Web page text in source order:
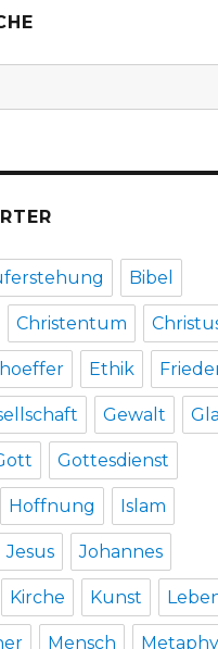
Bibel
Christentum
Ethik
Gewalt
Gottesdienst
Hoffnung Islam
Jesus Johannes
Kirche Kunst
Mensch